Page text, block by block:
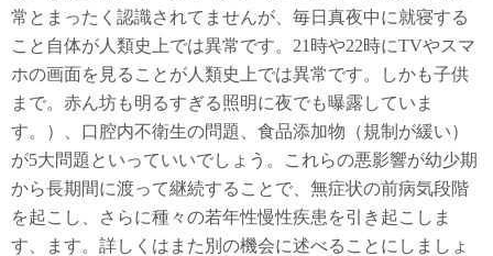
常とまったく認識されてませんが、毎日真夜中に就寝する
こと自体が人類史上では異常です。21時や22時にTVやスマ
ホの画面を見ることが人類史上では異常です。しかも子供
まで。赤ん坊も明るすぎる照明に夜でも曝露していま
す。）、口腔内不衛生の問題、食品添加物（規制が緩い）
が5大問題といっていいでしょう。これらの悪影響が幼少期
から長期間に渡って継続することで、無症状の前病気段階
を起こし、さらに種々の若年性慢性疾患を引き起こしま
す、ます。詳しくはまた別の機会に述べることにしましょ